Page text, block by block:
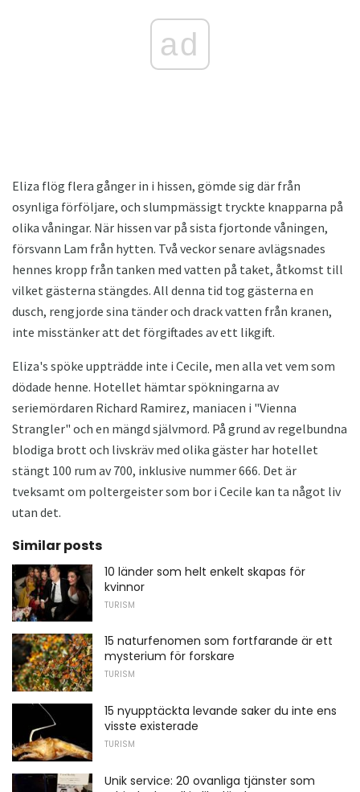
ad
Eliza flög flera gånger in i hissen, gömde sig där från
osynliga förföljare, och slumpmässigt tryckte knapparna på
olika våningar. När hissen var på sista fjortonde våningen,
försvann Lam från hytten. Två veckor senare avlägsnades
hennes kropp från tanken med vatten på taket, åtkomst till
vilket gästerna stängdes. All denna tid tog gästerna en
dusch, rengjorde sina tänder och drack vatten från kranen,
inte misstänker att det förgiftades av ett likgift.
Eliza's spöke uppträdde inte i Cecile, men alla vet vem som
dödade henne. Hotellet hämtar spökningarna av
seriemördaren Richard Ramirez, maniacen i "Vienna
Strangler" och en mängd självmord. På grund av regelbundna
blodiga brott och livskräv med olika gäster har hotellet
stängt 100 rum av 700, inklusive nummer 666. Det är
tveksamt om poltergeister som bor i Cecile kan ta något liv
utan det.
Similar posts
10 länder som helt enkelt skapas för
kvinnor
TURISM
15 naturfenomen som fortfarande är ett
mysterium för forskare
TURISM
15 nyupptäckta levande saker du inte ens
visste existerade
TURISM
Unik service: 20 ovanliga tjänster som